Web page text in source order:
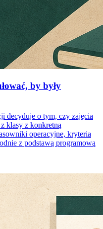
by były
decyduje o tym, czy zajęcia
klasy z konkretną
operacyjne, kryteria
z podstawą programową